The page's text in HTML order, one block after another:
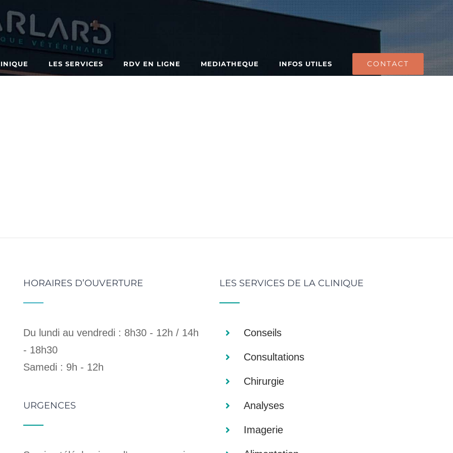
LES SERVICES RDV EN LIGNE MEDIATHEQUE INFOS UTILES CONTACT
HORAIRES D’OUVERTURE
Du lundi au vendredi : 8h30 - 12h / 14h
- 18h30
Samedi : 9h - 12h
URGENCES
LES SERVICES DE LA CLINIQUE
Conseils
Consultations
Chirurgie
Analyses
Imagerie